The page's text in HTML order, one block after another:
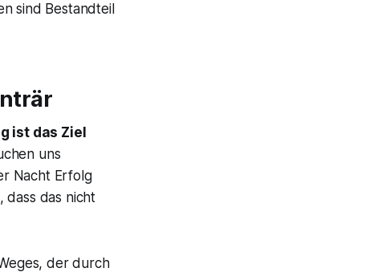
sind Bestandteil
ist das Ziel
uns
Nacht Erfolg
dass das nicht
der durch